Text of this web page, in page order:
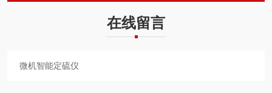
在线留言